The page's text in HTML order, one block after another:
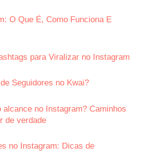
O Que É, Como Funciona E
para Viralizar no Instagram
Seguidores no Kwai?
alcance no Instagram? Caminhos
de verdade
no Instagram: Dicas de